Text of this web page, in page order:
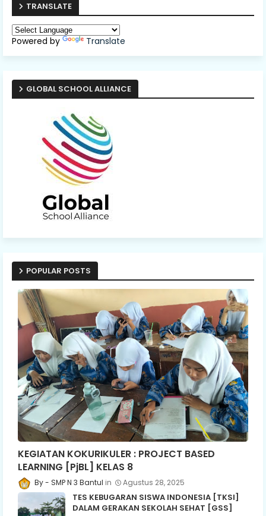
TRANSLATE
Powered by Translate
GLOBAL SCHOOL ALLIANCE
POPULAR POSTS
KEGIATAN KOKURIKULER : PROJECT BASED
LEARNING [PjBL] KELAS 8
SMP N 3 Bantul Agustus 28, 2025
TES KEBUGARAN SISWA INDONESIA [TKSI]
DALAM GERAKAN SEKOLAH SEHAT [GSS]